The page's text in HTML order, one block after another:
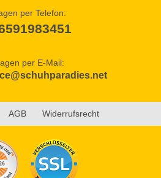
per Telefon:
per E-Mail:
AGB Widerrufsrecht